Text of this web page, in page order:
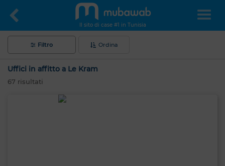
Il sito di case #1 in Tunisia
Filtro Ordina
Uffici in affitto a Le Kram
67 risultati